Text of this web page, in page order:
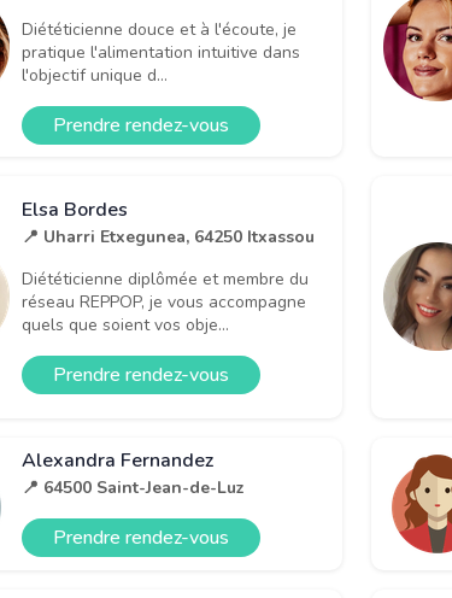
Diététicienne douce et à l'écoute, je
pratique l'alimentation intuitive dans
l'objectif unique d...
Prendre rendez-vous
Elsa Bordes
📍 Uharri Etxegunea, 64250 Itxassou
Diététicienne diplômée et membre du
réseau REPPOP, je vous accompagne
quels que soient vos obje...
Prendre rendez-vous
Alexandra Fernandez
📍 64500 Saint-Jean-de-Luz
Prendre rendez-vous